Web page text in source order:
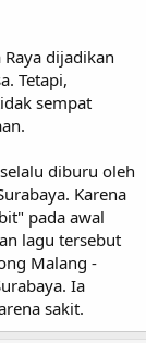
dijadikan
Tetapi,
sempat
diburu oleh
Karena
pada awal
lagu tersebut
Malang -
Ia
sakit.